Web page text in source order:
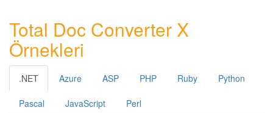
Total Doc Converter X
Örnekleri
.NET Azure ASP PHP Ruby Python
Pascal JavaScript Perl